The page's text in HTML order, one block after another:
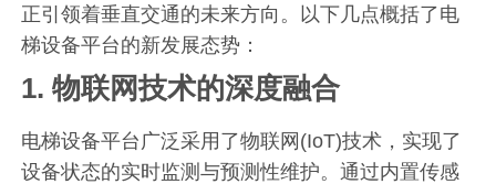
正引领着垂直交通的未来方向。以下几点概括了电
梯设备平台的新发展态势：
1.物联网技术的深度融合
电梯设备平台广泛采用了物联网(IoT)技术，实现了
设备状态的实时监测与预测性维护。通过内置传感